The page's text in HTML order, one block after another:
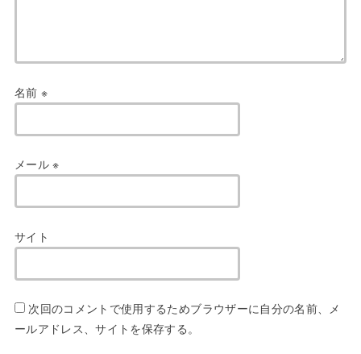
名前 ※
メール※
サイト
次回のコメントで使用するためブラウザーに自分の名前、メ
ールアドレス、サイトを保存する。